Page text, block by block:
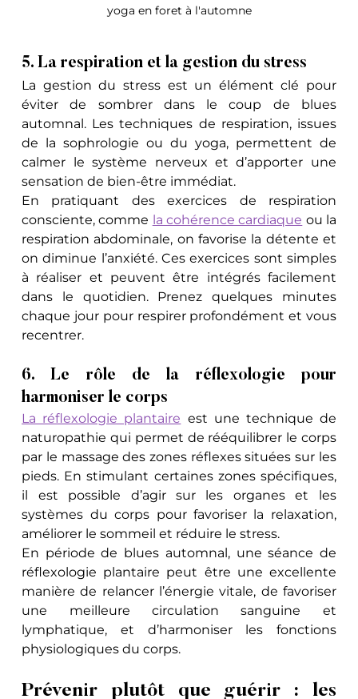
yoga en foret à l'automne
5. La respiration et la gestion du stress
La gestion du stress est un élément clé pour
éviter de sombrer dans le coup de blues
automnal. Les techniques de respiration, issues
de la sophrologie ou du yoga, permettent de
calmer le système nerveux et d’apporter une
sensation de bien-être immédiat.
En pratiquant des exercices de respiration
consciente, comme la cohérence cardiaque ou la
respiration abdominale, on favorise la détente et
on diminue l’anxiété. Ces exercices sont simples
à réaliser et peuvent être intégrés facilement
dans le quotidien. Prenez quelques minutes
chaque jour pour respirer profondément et vous
recentrer.
6. Le rôle de la réflexologie pour
harmoniser le corps
La réflexologie plantaire est une technique de
naturopathie qui permet de rééquilibrer le corps
par le massage des zones réflexes situées sur les
pieds. En stimulant certaines zones spécifiques,
il est possible d’agir sur les organes et les
systèmes du corps pour favoriser la relaxation,
améliorer le sommeil et réduire le stress.
En période de blues automnal, une séance de
réflexologie plantaire peut être une excellente
manière de relancer l’énergie vitale, de favoriser
une meilleure circulation sanguine et
lymphatique, et d’harmoniser les fonctions
physiologiques du corps.
Prévenir plutôt que guérir : les